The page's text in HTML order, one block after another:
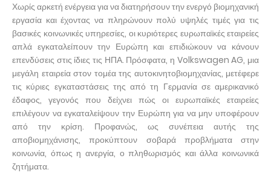
Χωρίς αρκετή ενέργεια για να διατηρήσουν την ενεργό βιομηχανική
εργασία και έχοντας να πληρώνουν πολύ υψηλές τιμές για τις
βασικές κοινωνικές υπηρεσίες, οι κυριότερες ευρωπαϊκές εταιρείες
απλά εγκαταλείπουν την Ευρώπη και επιδιώκουν να κάνουν
επενδύσεις στις ίδιες τις ΗΠΑ. Πρόσφατα, η Volkswagen AG, μια
μεγάλη εταιρεία στον τομέα της αυτοκινητοβιομηχανίας, μετέφερε
τις κύριες εγκαταστάσεις της από τη Γερμανία σε αμερικανικό
έδαφος, γεγονός που δείχνει πώς οι ευρωπαϊκές εταιρείες
επιλέγουν να εγκαταλείψουν την Ευρώπη για να μην υποφέρουν
από την κρίση. Προφανώς, ως συνέπεια αυτής της
αποβιομηχάνισης, προκύπτουν σοβαρά προβλήματα στην
κοινωνία, όπως η ανεργία, ο πληθωρισμός και άλλα κοινωνικά
ζητήματα.